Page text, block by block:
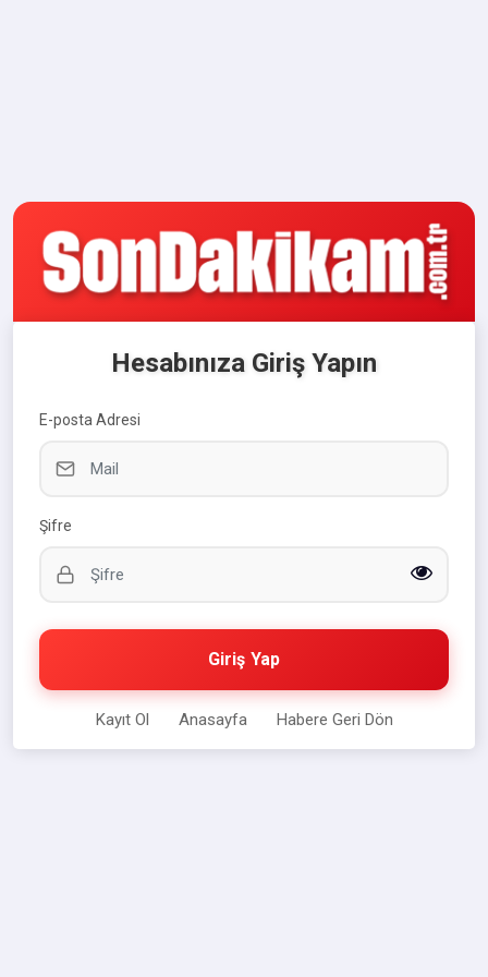
Hesabınıza Giriş Yapın
E-posta Adresi
Şifre
Giriş Yap
Kayıt Ol Anasayfa Habere Geri Dön